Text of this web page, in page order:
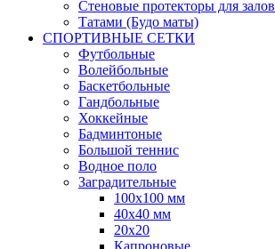
Стеновые протекторы для залов
Татами (Будо маты)
СПОРТИВНЫЕ СЕТКИ
Футбольные
Волейбольные
Баскетбольные
Гандбольные
Хоккейные
Бадминтоные
Большой теннис
Водное поло
Заградительные
100х100 мм
40х40 мм
20х20
Капроновые